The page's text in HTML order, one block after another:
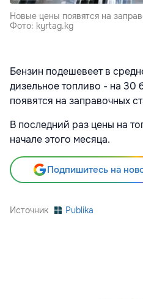
Новые цены появятся на
Фото: kyrtag.kg
Бензин подешевеет в
дизельное топливо - на 30
появятся на заправочных
В последний раз цены на
начале этого месяца.
Подпишитесь на
Источник Publika